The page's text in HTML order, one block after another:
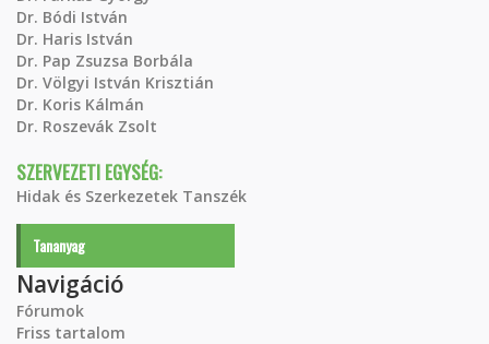
Dr. Bódi István
Dr. Haris István
Dr. Pap Zsuzsa Borbála
Dr. Völgyi István Krisztián
Dr. Koris Kálmán
Dr. Roszevák Zsolt
SZERVEZETI EGYSÉG:
Hidak és Szerkezetek Tanszék
Tananyag
Navigáció
Fórumok
Friss tartalom